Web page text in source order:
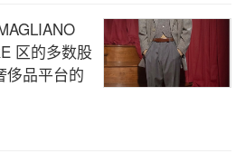
故事诠释随心而动，自由强大
术大学到全球知名荷兰舞蹈剧
排练指导，每一个与舞蹈相关
的声音，沉淀打磨，付诸行
区的多数股
侈品平台的